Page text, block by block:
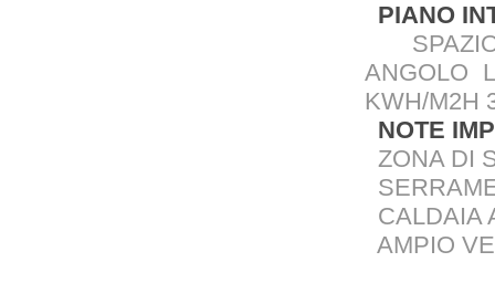
PIANO
ANGOLO
KWH/M2H
NOTE
ZONA DI
CALDAIA
AMPIO